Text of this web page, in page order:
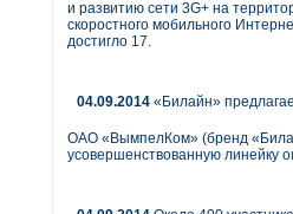
и развитию сети 3G+ на
скоростного мобильного
достигло 17.
04.09.2014 «Билайн»
ОАО «ВымпелКом» (бренд
усовершенствованную линейку